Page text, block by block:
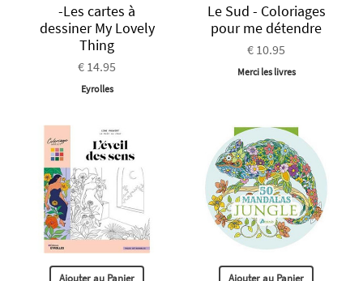
-Les cartes à
dessiner My Lovely
Thing
€ 14.95
Eyrolles
Le Sud - Coloriages
pour me détendre
€ 10.95
Merci les livres
Ajouter au Panier Ajouter au Panier